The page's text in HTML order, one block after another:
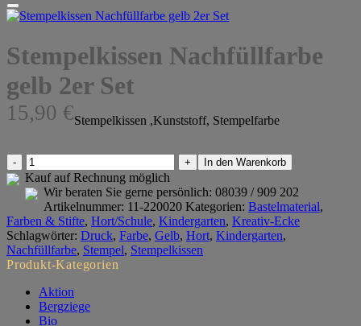
Stempelkissen Nachfüllfarbe
gelb 2er Set
15,90 €Stempelkissen ,Kunststoff, Stempelfarbe
Stempelkissen
Nachfüllfarbe
gelb
2er
Set
Menge
In den Warenkorb
Kauf auf Rechnung möglich
Wir beraten Sie gerne persönlich: 08039 / 909 202
Artikelnummer: 11-220020 Kategorien: Bastelmaterial,
Farben & Stifte, Hort/Schule, Kindergarten, Kreativ-Ecke
Schlagwörter: Druck, Farbe, Gelb, Hort, Kindergarten,
Nachfüllfarbe, Stempel, Stempelkissen
Produkt-Kategorien
Aktion
Bergziege
Bio